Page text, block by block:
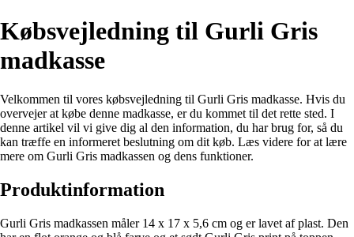
Købsvejledning til Gurli Gris
madkasse
Velkommen til vores købsvejledning til Gurli Gris madkasse. Hvis du
overvejer at købe denne madkasse, er du kommet til det rette sted. I
denne artikel vil vi give dig al den information, du har brug for, så du
kan træffe en informeret beslutning om dit køb. Læs videre for at lære
mere om Gurli Gris madkassen og dens funktioner.
Produktinformation
Gurli Gris madkassen måler 14 x 17 x 5,6 cm og er lavet af plast. Den